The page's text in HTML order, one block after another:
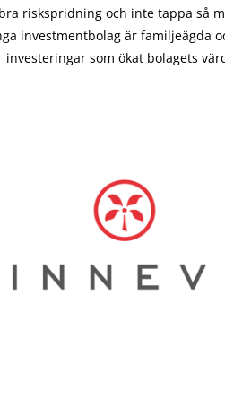
riskspridning och inte tappa så
investmentbolag är familjeägda
investeringar som ökat bolagets